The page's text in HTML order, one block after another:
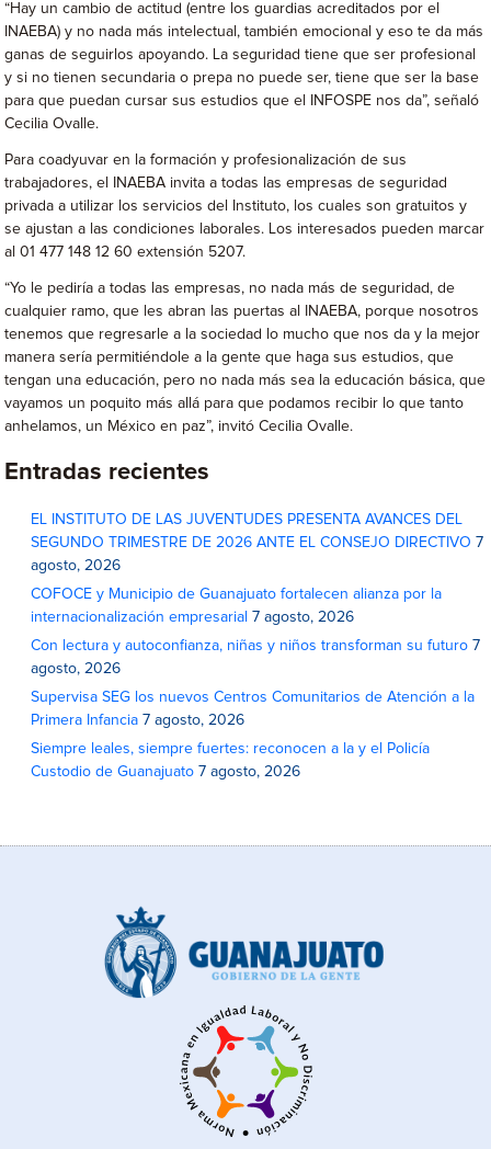
“Hay un cambio de actitud (entre los guardias acreditados por el
INAEBA) y no nada más intelectual, también emocional y eso te da más
ganas de seguirlos apoyando. La seguridad tiene que ser profesional
y si no tienen secundaria o prepa no puede ser, tiene que ser la base
para que puedan cursar sus estudios que el INFOSPE nos da”, señaló
Cecilia Ovalle.
Para coadyuvar en la formación y profesionalización de sus
trabajadores, el INAEBA invita a todas las empresas de seguridad
privada a utilizar los servicios del Instituto, los cuales son gratuitos y
se ajustan a las condiciones laborales. Los interesados pueden marcar
al 01 477 148 12 60 extensión 5207.
“Yo le pediría a todas las empresas, no nada más de seguridad, de
cualquier ramo, que les abran las puertas al INAEBA, porque nosotros
tenemos que regresarle a la sociedad lo mucho que nos da y la mejor
manera sería permitiéndole a la gente que haga sus estudios, que
tengan una educación, pero no nada más sea la educación básica, que
vayamos un poquito más allá para que podamos recibir lo que tanto
anhelamos, un México en paz”, invitó Cecilia Ovalle.
Entradas recientes
EL INSTITUTO DE LAS JUVENTUDES PRESENTA AVANCES DEL
SEGUNDO TRIMESTRE DE 2026 ANTE EL CONSEJO DIRECTIVO 7
agosto, 2026
COFOCE y Municipio de Guanajuato fortalecen alianza por la
internacionalización empresarial 7 agosto, 2026
Con lectura y autoconfianza, niñas y niños transforman su futuro 7
agosto, 2026
Supervisa SEG los nuevos Centros Comunitarios de Atención a la
Primera Infancia 7 agosto, 2026
Siempre leales, siempre fuertes: reconocen a la y el Policía
Custodio de Guanajuato 7 agosto, 2026